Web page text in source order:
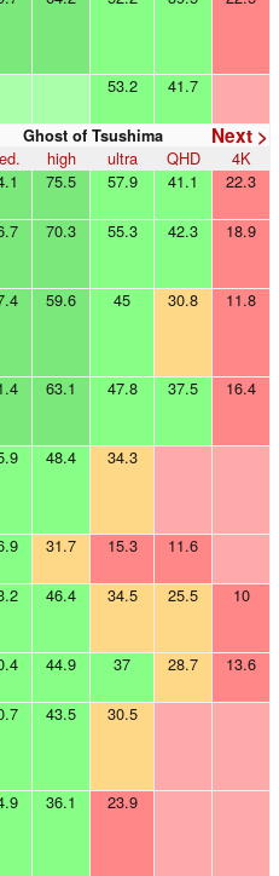
53.2 41.7
Next >
Ghost of Tsushima
high ultra QHD
4K
75.5 57.9 41.1 22.3
70.3 55.3 42.3 18.9
59.6 45 30.8 11.8
63.1 47.8 37.5 16.4
48.4 34.3
31.7 15.3 11.6
46.4 34.5 25.5 10
44.9 37 28.7 13.6
43.5 30.5
36.1 23.9